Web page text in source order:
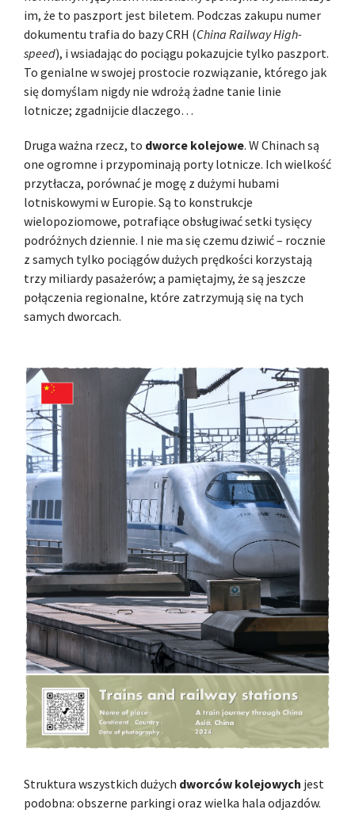
im, że to paszport jest biletem. Podczas zakupu numer
dokumentu trafia do bazy CRH (China Railway High-
speed), i wsiadając do pociągu pokazujcie tylko paszport.
To genialne w swojej prostocie rozwiązanie, którego jak
się domyślam nigdy nie wdrożą żadne tanie linie
lotnicze; zgadnijcie dlaczego…
Druga ważna rzecz, to dworce kolejowe. W Chinach są
one ogromne i przypominają porty lotnicze. Ich wielkość
przytłacza, porównać je mogę z dużymi hubami
lotniskowymi w Europie. Są to konstrukcje
wielopoziomowe, potrafiące obsługiwać setki tysięcy
podróżnych dziennie. I nie ma się czemu dziwić – rocznie
z samych tylko pociągów dużych prędkości korzystają
trzy miliardy pasażerów; a pamiętajmy, że są jeszcze
połączenia regionalne, które zatrzymują się na tych
samych dworcach.
Struktura wszystkich dużych dworców kolejowych jest
podobna: obszerne parkingi oraz wielka hala odjazdów.